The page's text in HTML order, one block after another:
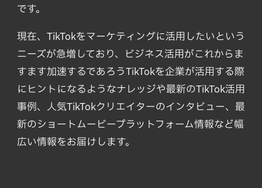
です。
現在、TikTokをマーケティングに活用したいという
ニーズが急増しており、ビジネス活用がこれからま
すます加速するであろうTikTokを企業が活用する際
にヒントになるようなナレッジや最新のTikTok活用
事例、人気TikTokクリエイターのインタビュー、最
新のショートムービープラットフォーム情報など幅
広い情報をお届けします。